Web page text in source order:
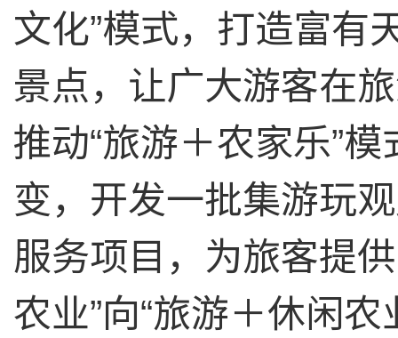
文化”模式，打造富有
景点，让广大游客在
推动“旅游＋农家乐”模
变，开发一批集游玩
服务项目，为旅客提
农业”向“旅游＋休闲农